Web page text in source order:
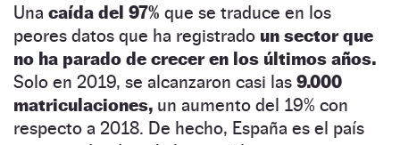
Una caída del 97% que se traduce en los
peores datos que ha registrado un sector que
no ha parado de crecer en los últimos años.
Solo en 2019, se alcanzaron casi las 9.000
matriculaciones, un aumento del 19% con
respecto a 2018. De hecho, España es el país